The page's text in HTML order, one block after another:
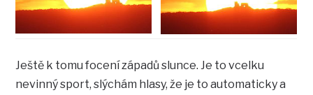
Ještě k tomu focení západů slunce. Je to vcelku
nevinný sport, slýchám hlasy, že je to automaticky a